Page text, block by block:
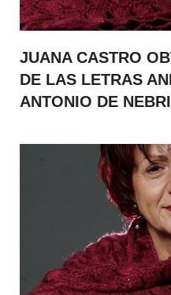
JUANA CASTRO
DE LAS LETRAS
ANTONIO DE